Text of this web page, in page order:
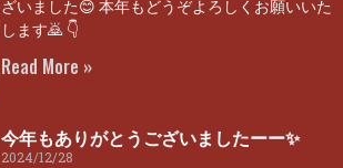
ざいました😊 本年もどうぞよろしくお願いいた
します🙇 👇
Read More »
今年もありがとうございましたーー✨
2024/12/28